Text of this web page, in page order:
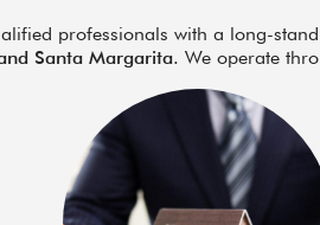
professionals with a long-
Santa Margarita. We operate